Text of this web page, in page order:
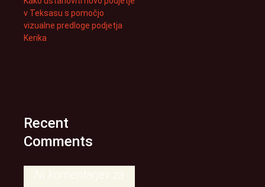
v Teksasu s pomočjo
vizualne predloge podjetja
Kerika
Recent
Comments
Ni komentarjev za